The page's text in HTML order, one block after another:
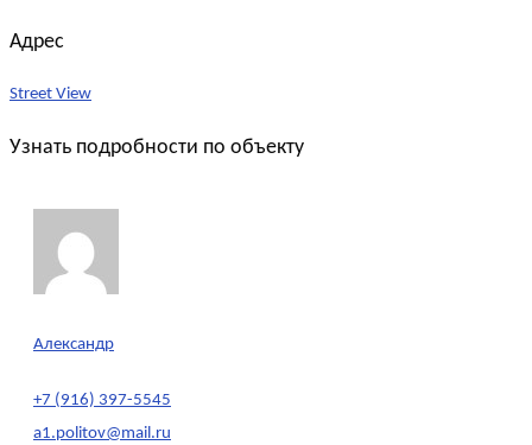
Адрес
Street View
Узнать подробности по объекту
Александр
+7 (916) 397-5545
a1.politov@mail.ru